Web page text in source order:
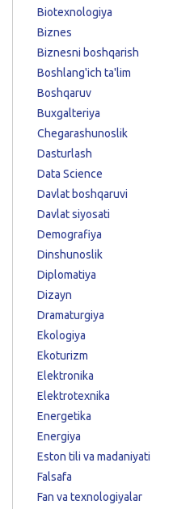
Biotexnologiya
Biznes
Biznesni boshqarish
Boshlang'ich ta'lim
Boshqaruv
Buxgalteriya
Chegarashunoslik
Dasturlash
Data Science
Davlat boshqaruvi
Davlat siyosati
Demografiya
Dinshunoslik
Diplomatiya
Dizayn
Dramaturgiya
Ekologiya
Ekoturizm
Elektronika
Elektrotexnika
Energetika
Energiya
Eston tili va madaniyati
Falsafa
Fan va texnologiyalar